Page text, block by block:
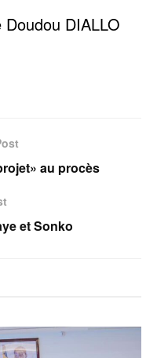
DIALLO
au procès
et Sonko